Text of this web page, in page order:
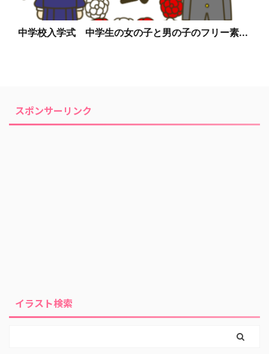
中学校入学式 中学生の女の子と男の子のフリー素...
スポンサーリンク
イラスト検索